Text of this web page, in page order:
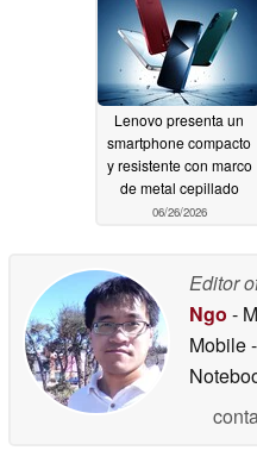
Lenovo presenta un
smartphone compacto
y resistente con marco
de metal cepillado
06/26/2026
Editor
Ngo -
Mobile